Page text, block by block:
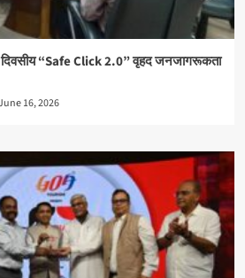
दिवसीय “Safe Click 2.0” वृहद जनजागरूकता
16, 2026